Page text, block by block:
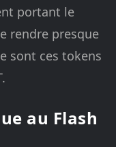
portant le
rendre presque
sont ces tokens
au Flash